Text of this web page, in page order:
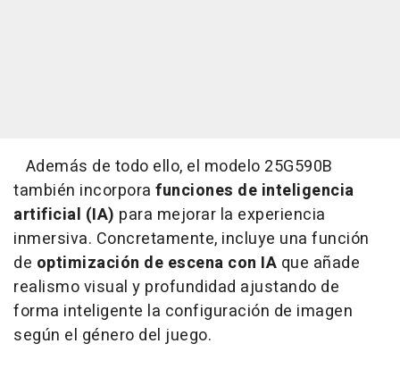
Además de todo ello, el modelo 25G590B
también incorpora funciones de inteligencia
artificial (IA) para mejorar la experiencia
inmersiva. Concretamente, incluye una función
de optimización de escena con IA que añade
realismo visual y profundidad ajustando de
forma inteligente la configuración de imagen
según el género del juego.